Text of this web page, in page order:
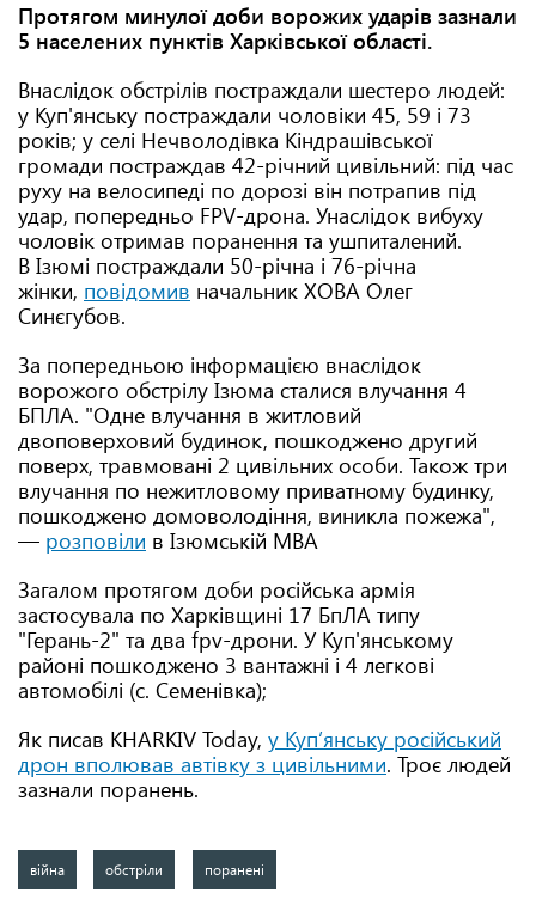
Протягом минулої доби ворожих ударів зазнали
5 населених пунктів Харківської області.
Внаслідок обстрілів постраждали шестеро людей:
у Куп'янську постраждали чоловіки 45, 59 і 73
років; у селі Нечволодівка Кіндрашівської
громади постраждав 42-річний цивільний: під час
руху на велосипеді по дорозі він потрапив під
удар, попередньо FPV-дрона. Унаслідок вибуху
чоловік отримав поранення та ушпиталений.
В Ізюмі постраждали 50-річна і 76-річна
жінки, повідомив начальник ХОВА Олег
Синєгубов.
За попередньою інформацією внаслідок
ворожого обстрілу Ізюма сталися влучання 4
БПЛА. "Одне влучання в житловий
двоповерховий будинок, пошкоджено другий
поверх, травмовані 2 цивільних особи. Також три
влучання по нежитловому приватному будинку,
пошкоджено домоволодіння, виникла пожежа",
— розповіли в Ізюмській МВА
Загалом протягом доби російська армія
застосувала по Харківщині 17 БпЛА типу
"Герань-2" та два fpv-дрони. У Куп'янському
районі пошкоджено 3 вантажні і 4 легкові
автомобілі (с. Семенівка);
Як писав KHARKIV Today, у Куп’янську російський
дрон вполював автівку з цивільними. Троє людей
зазнали поранень.
війна обстріли поранені